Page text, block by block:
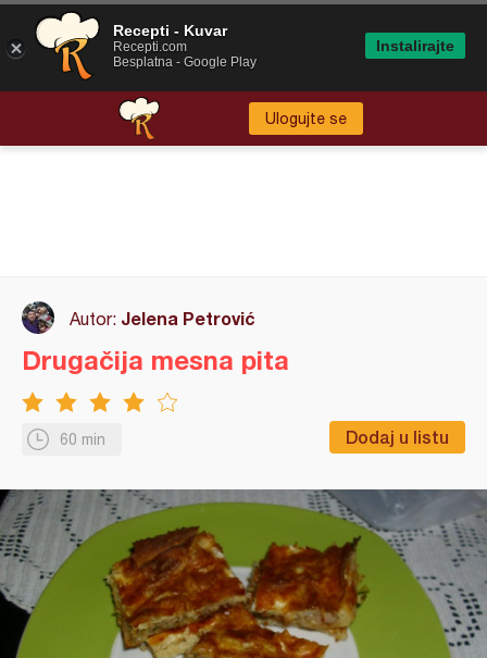
Ulogujte se
Autor: Jelena Petrović
60 min Dodaj u listu
Drugačija mesna pita
Recepti - Kuvar
Recepti.com
Besplatna - Google Play
Instalirajte